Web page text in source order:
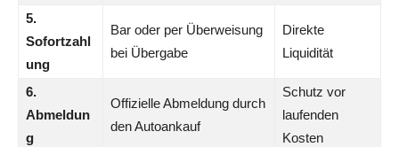
5.
Sofortzahl
ung
Bar oder per Überweisung
bei Übergabe
Direkte
Liquidität
6.
Abmeldun
g
Offizielle Abmeldung durch
den Autoankauf
Schutz vor
laufenden
Kosten